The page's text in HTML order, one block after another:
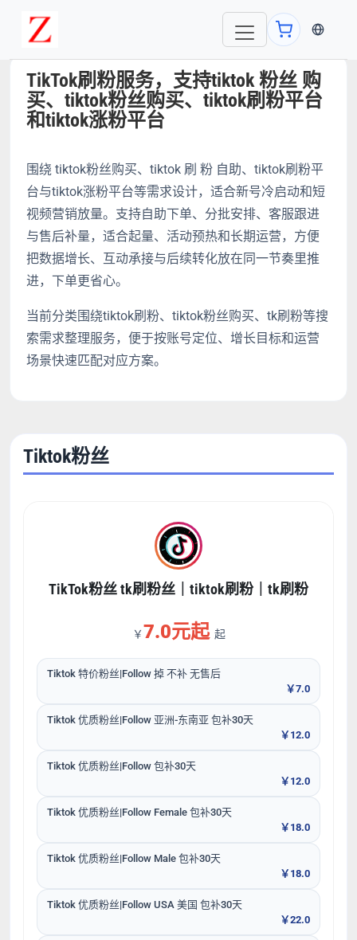
当前语
TikTok刷粉服务，支持tiktok 粉丝 购
买、tiktok粉丝购买、tiktok刷粉平台
和tiktok涨粉平台
围绕 tiktok粉丝购买、tiktok 刷 粉 自助、tiktok刷粉平
台与tiktok涨粉平台等需求设计，适合新号冷启动和短
视频营销放量。支持自助下单、分批安排、客服跟进
与售后补量，适合起量、活动预热和长期运营，方便
把数据增长、互动承接与后续转化放在同一节奏里推
进，下单更省心。
当前分类围绕tiktok刷粉、tiktok粉丝购买、tk刷粉等搜
索需求整理服务，便于按账号定位、增长目标和运营
场景快速匹配对应方案。
Tiktok粉丝
TikTok粉丝 tk刷粉丝｜tiktok刷粉｜tk刷粉
￥7.0元起 起
Tiktok 特价粉丝|Follow 掉 不补 无售后
￥7.0
Tiktok 优质粉丝|Follow 亚洲-东南亚 包补30天
￥12.0
Tiktok 优质粉丝|Follow 包补30天
￥12.0
Tiktok 优质粉丝|Follow Female 包补30天
￥18.0
Tiktok 优质粉丝|Follow Male 包补30天
￥18.0
Tiktok 优质粉丝|Follow USA 美国 包补30天
￥22.0